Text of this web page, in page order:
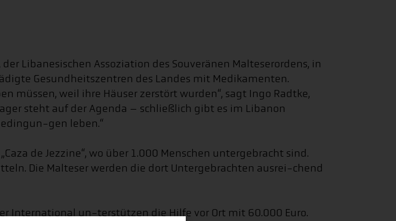
Libanesischen Assoziation des Souveränen Malteserordens, in
Gesundheitszentren des Landes mit Medikamenten.
müssen, weil ihre Häuser zerstört wurden“, sagt Ingo Radtke,
steht auf der Agenda – schließlich gibt es im Libanon
gen leben.“
de Jezzine“, wo über 1.000 Menschen untergebracht sind.
Die Malteser werden die dort Untergebrachten ausrei-chend
International un-terstützen die Hilfe vor Ort mit 60.000 Euro.